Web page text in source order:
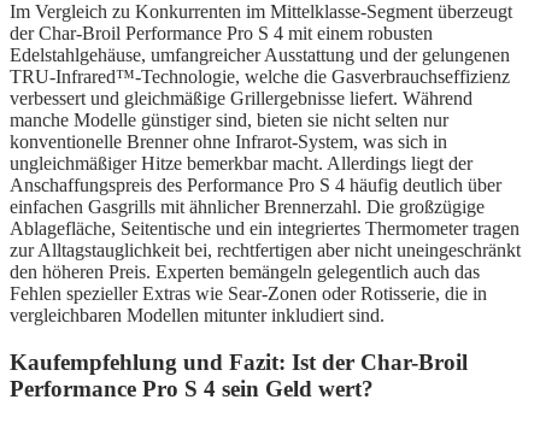
Im Vergleich zu Konkurrenten im Mittelklasse-Segment überzeugt
der Char-Broil Performance Pro S 4 mit einem robusten
Edelstahlgehäuse, umfangreicher Ausstattung und der gelungenen
TRU-Infrared™-Technologie, welche die Gasverbrauchseffizienz
verbessert und gleichmäßige Grillergebnisse liefert. Während
manche Modelle günstiger sind, bieten sie nicht selten nur
konventionelle Brenner ohne Infrarot-System, was sich in
ungleichmäßiger Hitze bemerkbar macht. Allerdings liegt der
Anschaffungspreis des Performance Pro S 4 häufig deutlich über
einfachen Gasgrills mit ähnlicher Brennerzahl. Die großzügige
Ablagefläche, Seitentische und ein integriertes Thermometer tragen
zur Alltagstauglichkeit bei, rechtfertigen aber nicht uneingeschränkt
den höheren Preis. Experten bemängeln gelegentlich auch das
Fehlen spezieller Extras wie Sear-Zonen oder Rotisserie, die in
vergleichbaren Modellen mitunter inkludiert sind.
Kaufempfehlung und Fazit: Ist der Char-Broil
Performance Pro S 4 sein Geld wert?